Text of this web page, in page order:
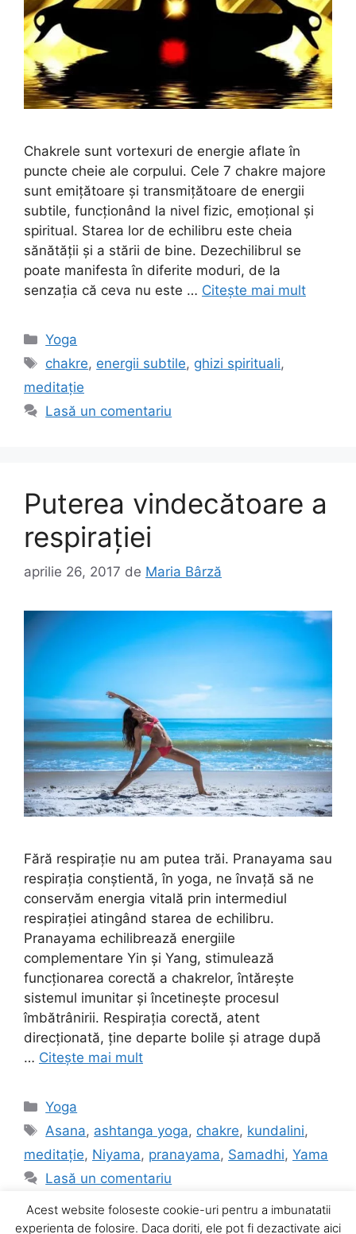
Chakrele sunt vortexuri de energie aflate în
puncte cheie ale corpului. Cele 7 chakre majore
sunt emiţătoare şi transmiţătoare de energii
subtile, funcţionând la nivel fizic, emoţional şi
spiritual. Starea lor de echilibru este cheia
sănătăţii şi a stării de bine. Dezechilibrul se
poate manifesta în diferite moduri, de la
senzația că ceva nu este … Citește mai mult
Categorii
Yoga
Etichete
chakre, energii subtile, ghizi spirituali,
meditație
Lasă un comentariu
Puterea vindecătoare a
respirației
aprilie 26, 2017 de Maria Bârză
Fără respirație nu am putea trăi. Pranayama sau
respirația conștientă, în yoga, ne învață să ne
conservăm energia vitală prin intermediul
respirației atingând starea de echilibru.
Pranayama echilibrează energiile
complementare Yin și Yang, stimulează
funcționarea corectă a chakrelor, întărește
sistemul imunitar și încetinește procesul
îmbătrânirii. Respiraţia corectă, atent
direcţionată, ţine departe bolile şi atrage după
… Citește mai mult
Categorii
Yoga
Etichete
Asana, ashtanga yoga, chakre, kundalini,
meditație, Niyama, pranayama, Samadhi, Yama
Lasă un comentariu
Acest website foloseste cookie-uri pentru a imbunatatii
experienta de folosire. Daca doriti, ele pot fi dezactivate aici